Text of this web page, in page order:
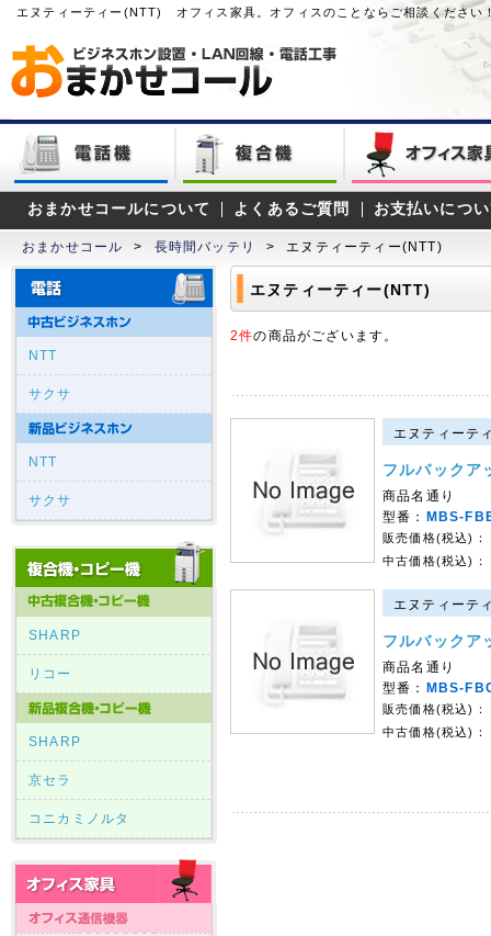
エヌティーティー(NTT) オフィス家具。オフィスのことならご相談ください
おまかせコールについて よくあるご質問 お支払いにつ
おまかせコール > 長時間バッテリ > エヌティーティー(NTT)
NTT
サクサ
NTT
サクサ
SHARP
リコー
SHARP
京セラ
コニカミノルタ
エヌティーティー(NTT)
2件の商品がございます。
エヌティーテ
フルバックア
商品名通り
型番：
MBS-
販売価格(税込)：
中古価格(税込)：
エヌティーテ
フルバックア
商品名通り
型番：
MBS-
販売価格(税込)：
中古価格(税込)：